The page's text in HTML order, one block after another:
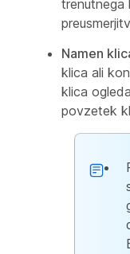
trenutnega
Namen
klica ali
klica
povzetek